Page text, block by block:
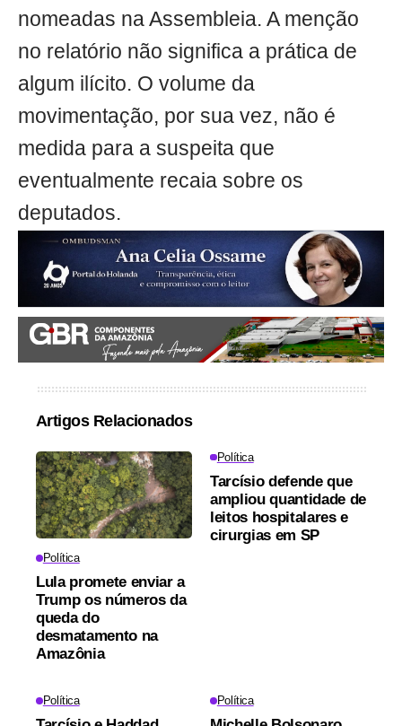
nomeadas na Assembleia. A menção
no relatório não significa a prática de
algum ilícito. O volume da
movimentação, por sua vez, não é
medida para a suspeita que
eventualmente recaia sobre os
deputados.
Artigos Relacionados
Política
Lula promete enviar a
Trump os números da
queda do
desmatamento na
Amazônia
Política
Tarcísio defende que
ampliou quantidade de
leitos hospitalares e
cirurgias em SP
Política Política